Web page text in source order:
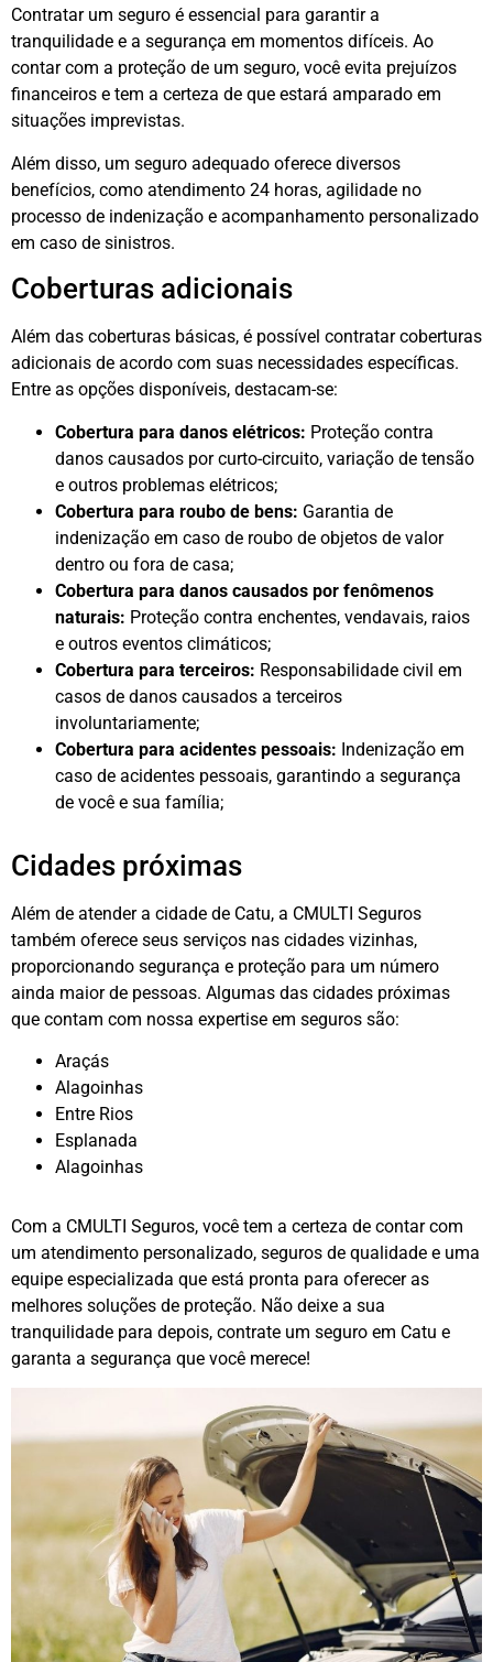
Contratar um seguro é essencial para garantir a
tranquilidade e a segurança em momentos difíceis. Ao
contar com a proteção de um seguro, você evita prejuízos
financeiros e tem a certeza de que estará amparado em
situações imprevistas.
Além disso, um seguro adequado oferece diversos
benefícios, como atendimento 24 horas, agilidade no
processo de indenização e acompanhamento personalizado
em caso de sinistros.
Coberturas adicionais
Além das coberturas básicas, é possível contratar coberturas
adicionais de acordo com suas necessidades específicas.
Entre as opções disponíveis, destacam-se:
Cobertura para danos elétricos: Proteção contra
danos causados por curto-circuito, variação de tensão
e outros problemas elétricos;
Cobertura para roubo de bens: Garantia de
indenização em caso de roubo de objetos de valor
dentro ou fora de casa;
Cobertura para danos causados por fenômenos
naturais: Proteção contra enchentes, vendavais, raios
e outros eventos climáticos;
Cobertura para terceiros: Responsabilidade civil em
casos de danos causados a terceiros
involuntariamente;
Cobertura para acidentes pessoais: Indenização em
caso de acidentes pessoais, garantindo a segurança
de você e sua família;
Cidades próximas
Além de atender a cidade de Catu, a CMULTI Seguros
também oferece seus serviços nas cidades vizinhas,
proporcionando segurança e proteção para um número
ainda maior de pessoas. Algumas das cidades próximas
que contam com nossa expertise em seguros são:
Araçás
Alagoinhas
Entre Rios
Esplanada
Alagoinhas
Com a CMULTI Seguros, você tem a certeza de contar com
um atendimento personalizado, seguros de qualidade e uma
equipe especializada que está pronta para oferecer as
melhores soluções de proteção. Não deixe a sua
tranquilidade para depois, contrate um seguro em Catu e
garanta a segurança que você merece!